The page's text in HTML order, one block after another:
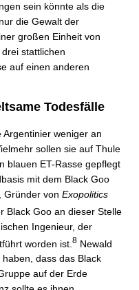
sein könnte als die
die Gewalt der
großen Einheit von
stattlichen
auf einen anderen
Todesfälle
Argentinier weniger an
sollen sie auf Thule
blauen ET-Rasse gepflegt
mit dem Black Goo
Gründer von Exopolitics
Black Goo an dieser Stelle
Ingenieur, der
worden ist. 8 Newald
dass das Black
auf der Erde